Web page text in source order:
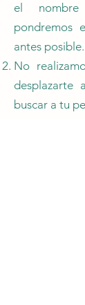
el
pondremos
antes posible.
No
desplazarte
buscar a tu